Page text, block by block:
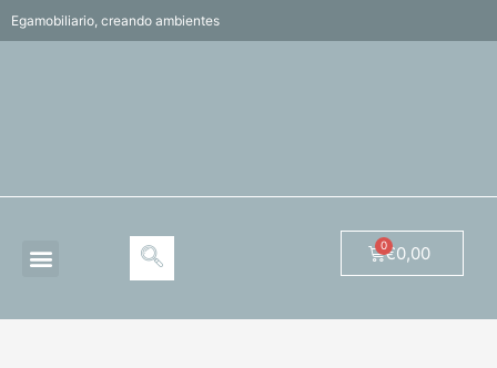
Egamobiliario, creando ambientes
€0,00